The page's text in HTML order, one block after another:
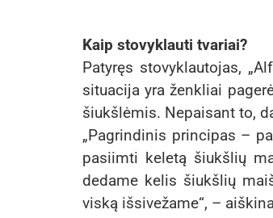
Kaip stovyklauti tvariai?
Patyręs stovyklautojas,
situacija yra ženkliai
šiukšlėmis. Nepaisant to,
„Pagrindinis principas –
pasiimti keletą šiukšlių
dedame kelis šiukšlių
viską išsivežame“, –